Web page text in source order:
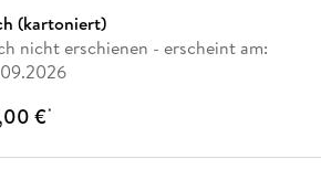
(kartoniert)
nicht erschienen - erscheint am:
€*